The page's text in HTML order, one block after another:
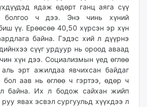
ядаж өдөрт ганц аяга сүү
болгоо ч дээ. Энэ чинь хүний
үү. Ерөөсөө 40,50 хүрсэн эр хүн
байна. Гэдэс хий л дүүрнэ
сүүг урдуур нь ороод аваад
хүн дээ. Социализмын үед өглөө
эрт ажилдаа явчихсан байдаг
бол аав нь өглөө ч гэртээ, өдөр ч
л байна. Их л бодож сайхан жийп
явах эсвэл сургуульд хүүхдээ л